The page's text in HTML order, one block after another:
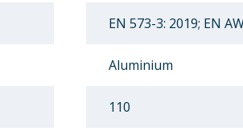
EN 573-3: 2019; EN
Aluminium
110